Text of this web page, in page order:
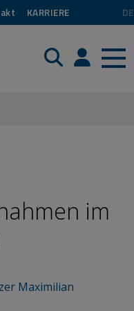
KARRIERE DE
Suche Login /
im
Maximilian